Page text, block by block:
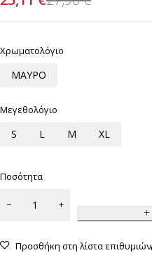
Χρωματολόγιο
ΜΑΥΡΟ
Μεγεθολόγιο
S L M XL
Ποσότητα
Προσθήκη στη λίστα επιθυμιών